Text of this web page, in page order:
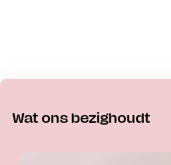
Wat ons bezighoudt